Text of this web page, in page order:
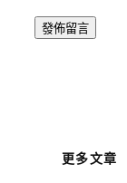
更多文章